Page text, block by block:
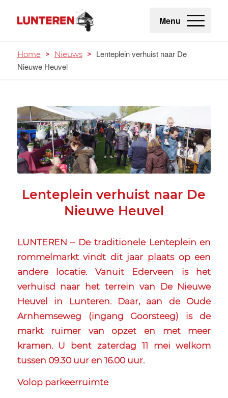
Menu
Home > Nieuws > Lenteplein verhuist naar De
Nieuwe Heuvel
Lenteplein verhuist naar De
Nieuwe Heuvel
LUNTEREN – De traditionele Lenteplein en
rommelmarkt vindt dit jaar plaats op een
andere locatie. Vanuit Ederveen is het
verhuisd naar het terrein van De Nieuwe
Heuvel in Lunteren. Daar, aan de Oude
Arnhemseweg (ingang Goorsteeg) is de
markt ruimer van opzet en met meer
kramen. U bent zaterdag 11 mei welkom
tussen 09.30 uur en 16.00 uur.
Volop parkeerruimte